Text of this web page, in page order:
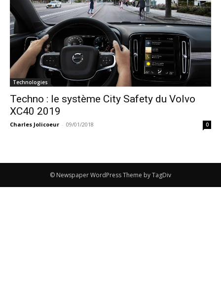
Technologies
Techno : le système City Safety du Volvo
XC40 2019
Charles Jolicoeur - 09/01/2018 0
© Newspaper WordPress Theme by TagDiv